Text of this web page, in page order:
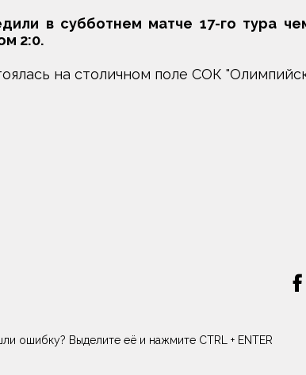
в субботнем матче 17-го тура
2:0.
на столичном поле СОК
ошибку? Выделите её и нажмите CTRL + ENTER